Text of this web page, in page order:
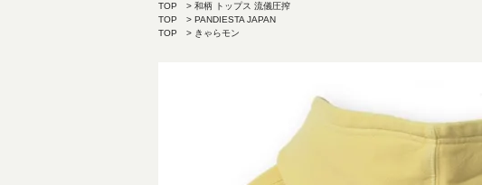
TOP
和柄 トップス 流儀圧搾
TOP
PANDIESTA JAPAN
TOP
きゃらモン